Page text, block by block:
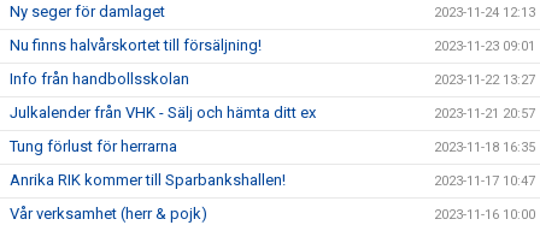
Ny seger för damlaget 2023-11-24 12:13
Nu finns halvårskortet till försäljning! 2023-11-23 09:01
Info från handbollsskolan 2023-11-22 13:27
Julkalender från VHK - Sälj och hämta ditt ex 2023-11-21 20:57
Tung förlust för herrarna 2023-11-18 16:35
Anrika RIK kommer till Sparbankshallen! 2023-11-17 10:47
Vår verksamhet (herr & pojk) 2023-11-16 10:00